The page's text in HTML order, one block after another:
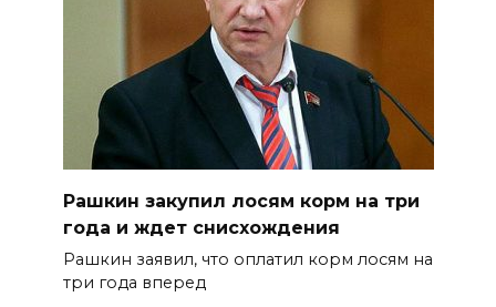
Рашкин закупил лосям корм на три
года и ждет снисхождения
Рашкин заявил, что оплатил корм лосям на
три года вперед